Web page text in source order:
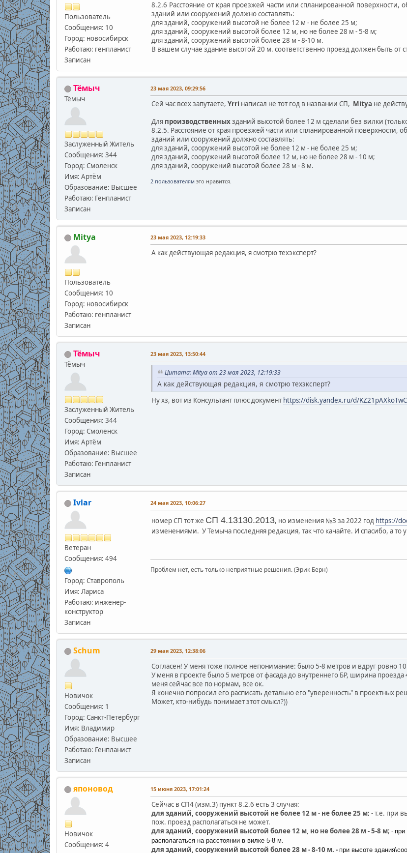
Пользователь
Сообщения: 10
Город: новосибирск
Работаю: генпланист
Записан
8.2.6 Расстояние от края проезжей части или спланированной
зданий или сооружений должно составлять:
для зданий, сооружений высотой не более 12 м - не более 25 м;
для зданий, сооружений высотой более 12 м, но не более 28 м - 5-8 м;
для зданий, сооружений высотой более 28 м - 8-10 м.
В вашем случае здание высотой 20 м. соответственно проезд должен быть от
Тёмыч
Тёмыч
Заслуженный Житель
Сообщения: 344
Город: Смоленск
Имя: Артём
Образование: Высшее
Работаю: Генпланист
Записан
23 мая 2023, 09:29:56
Сей час всех запутаете, Yrri написал не тот год в названии СП, Mitya не
Для производственныхзданий высотой более 12 м сделали без вилки
8.2.5. Расстояние от края проезжей части или спланированной
зданий или сооружений должно составлять:
для зданий, сооружений высотой не более 12 м - не более 25 м;
для зданий, сооружений высотой более 12 м, но не более 28 м - 10 м;
для зданий, сооружений высотой более 28 м - 8 м.
2 пользователям это нравится.
Mitya
Пользователь
Сообщения: 10
Город: новосибирск
Работаю: генпланист
Записан
23 мая 2023, 12:19:33
А как действующая редакция, я смотрю техэксперт?
Тёмыч
Тёмыч
Заслуженный Житель
Сообщения: 344
Город: Смоленск
Имя: Артём
Образование: Высшее
Работаю: Генпланист
Записан
23 мая 2023, 13:50:44
Цитата: Mitya от 23 мая 2023, 12:19:33
А как действующая редакция, я смотрю техэксперт?
Ну хз, вот из Консультант плюс документ https://disk.yandex.ru/d/
Ivlar
Ветеран
Сообщения: 494
Город: Ставрополь
Имя: Лариса
Работаю: инженер-
конструктор
Записан
24 мая 2023, 10:06:27
номер СП тот же СП 4.13130.2013, но изменения №3 за 2022 год https://
изменениями. У Темыча последняя редакция, так что качайте. И спасибо, а
Проблем нет, есть только неприятные решения. (Эрик Берн)
Schum
Новичок
Сообщения: 1
Город: Санкт-Петербург
Имя: Владимир
Образование: Высшее
Работаю: Генпланист
Записан
29 мая 2023, 12:38:06
Согласен! У меня тоже полное непонимание: было 5-8 метров и вдруг ровно
У меня в проекте было 5 метров от фасада до внутреннего БР, ширина
меня сейчас все по нормам, все ок.
Я конечно попросил его расписать детально его "уверенность" в проектных
Может, кто-нибудь понимает этот смысл?))
японовод
Новичок
Сообщения: 4
15 июня 2023, 17:01:24
Сейчас в СП4 (изм.3) пункт 8.2.6 есть 3 случая:
для зданий, сооружений высотой не более 12 м - не более 25 м; - т.е. при
пож. проезд располагаться не может.
для зданий, сооружений высотой более 12 м, но не более 28 м - 5-8 м; -
располагаться на расстоянии в вилке 5-8 м.
для зданий, сооружений высотой более 28 м - 8-10 м. - при высоте